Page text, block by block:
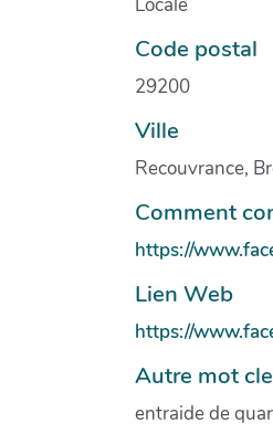
Code postal
29200
Ville
Recouvrance,
Comment
https://
Lien Web
https://
Autre mot
entraide de